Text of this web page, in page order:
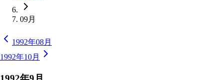
09月
1992年08月
1992年10月